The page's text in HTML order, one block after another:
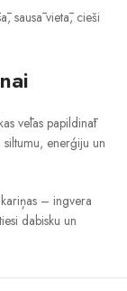
sausā vietā, cieši
vēlas papildināt
enerģiju un
– ingvera
dabisku un